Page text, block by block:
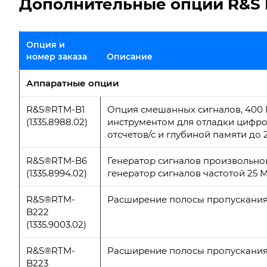
Дополнительные опции R&S
Опция и
номер заказа
Описание
Аппаратные опции
R&S®RTM-B1
(1335.8988.02)
Опция смешанных сигналов, 400
инструментом для отладки
отсчетов/с и глубиной памяти до
R&S®RTM-B6
(1335.8994.02)
Генератор сигналов
генератор сигналов частотой
R&S®RTM-
B222
(1335.9003.02)
Расширение полосы
R&S®RTM-
B223
Расширение полосы